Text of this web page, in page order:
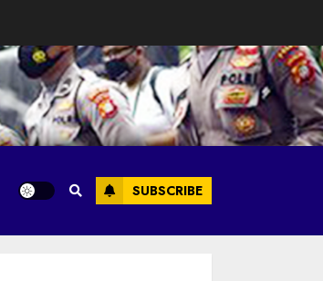
SUBSCRIBE